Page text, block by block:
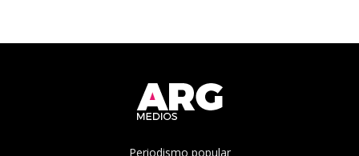
Periodismo popular